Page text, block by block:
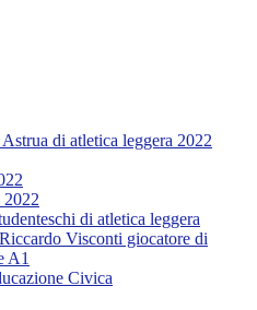
di atletica leggera 2022
2022
di atletica leggera
Visconti giocatore di
A1
Civica